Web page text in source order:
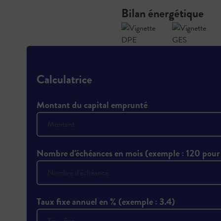
Bilan énergétique
Calculatrice
Montant du capital emprunté
Nombre d'échéances en mois (exemple : 120
Taux fixe annuel en % (exemple : 3.4)